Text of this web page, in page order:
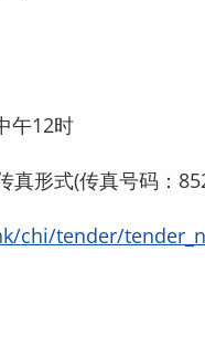
午12时
真形式(传真号码：
chi/tender/